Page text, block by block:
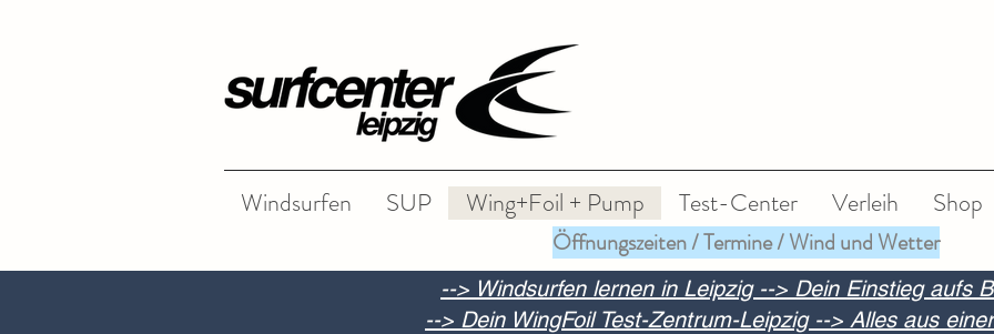
Windsurfen SUP Wing+Foil + Pump Test-Center Verleih Shop
Öffnungszeiten / Termine / Wind und Wetter
--> Windsurfen lernen in Leipzig --> Dein Einstieg aufs
--> Dein WingFoil Test-Zentrum-Leipzig --> Alles aus